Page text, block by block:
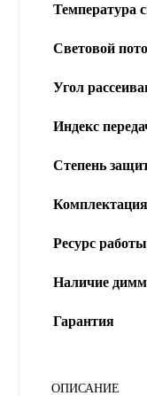
Температура
Световой
Угол
Индекс
Степень
Комплектация
Ресурс работы
Наличие
Гарантия
ОПИСАНИЕ